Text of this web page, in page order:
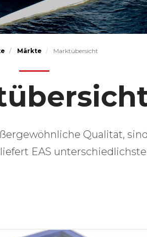
Märkte Marktübersicht
Qualität,
EAS